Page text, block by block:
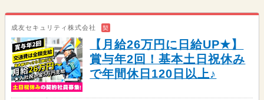
成友セキュリティ株式会社 契
【月給26万円に日給UP★】
賞与年2回！基本土日祝休み
で年間休日120日以上♪